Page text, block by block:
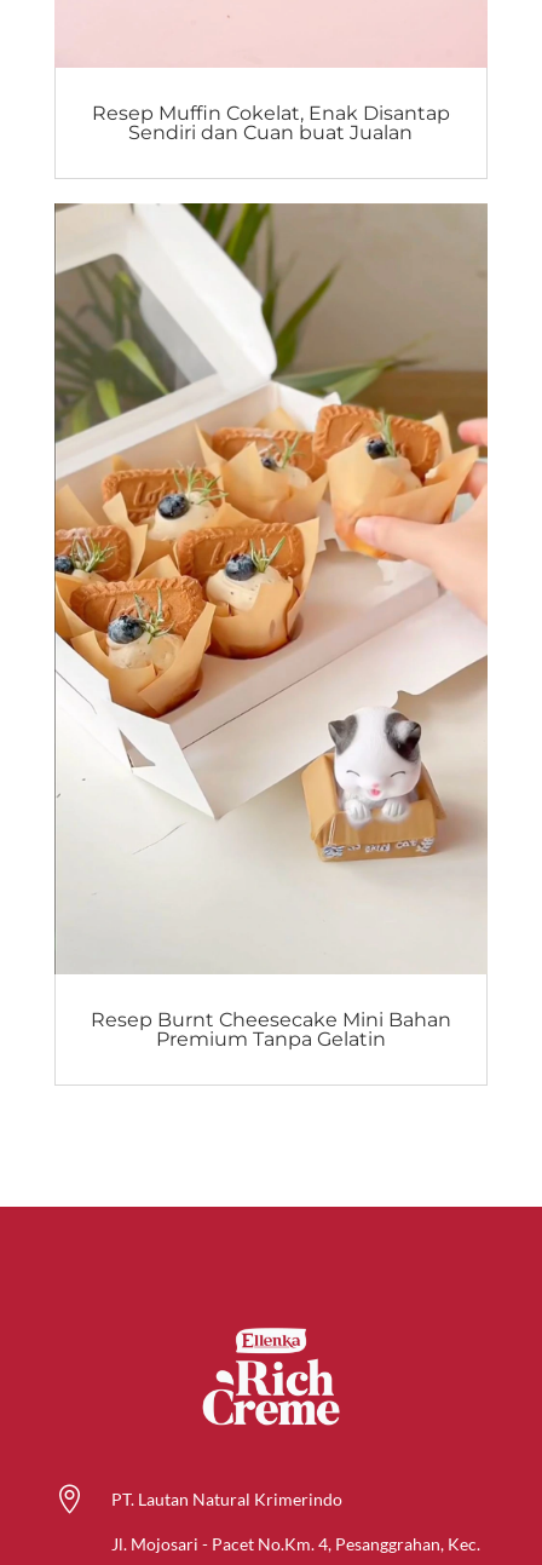
Resep Muffin Cokelat, Enak Disantap
Sendiri dan Cuan buat Jualan
Resep Burnt Cheesecake Mini Bahan
Premium Tanpa Gelatin
 PT. Lautan Natural Krimerindo
Jl. Mojosari - Pacet No.Km. 4, Pesanggrahan, Kec.